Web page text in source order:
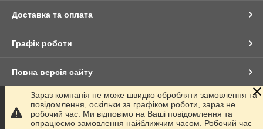
Доставка та оплата
Графік роботи
Повна версія сайту
Сайт створено на маркетплейсіProm.ua
Зараз компанія не може швидко обробляти замовлення та
повідомлення, оскільки за графіком роботи, зараз не
робочий час. Ми відповімо на Ваші повідомлення та
опрацюємо замовлення найближчим часом. Робочий час